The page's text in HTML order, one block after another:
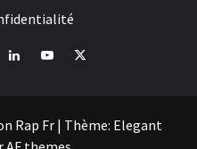
LinkedInYoutube
X
Rap Fr | Thème: Elegant